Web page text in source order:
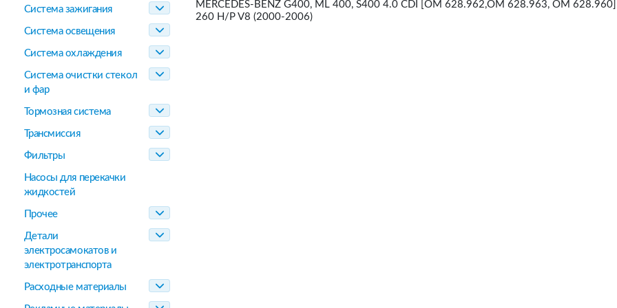
Система зажигания
Система освещения
Система охлаждения
Система очистки стекол
и фар
Тормозная система
Трансмиссия
Фильтры
Насосы для перекачки
жидкостей
Прочее
Детали
электросамокатов и
электротранспорта
Расходные материалы
MERCEDES-BENZ G400, ML 400, S400 4.0 CDI [OM 628.962,OM 628.963, OM
260 H/P V8 (2000-2006)